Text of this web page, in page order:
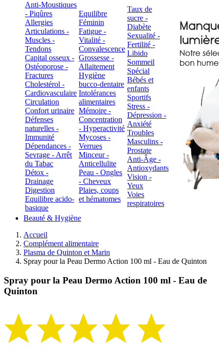
Anti-Moustiques
- Piqûres
Allergies
Articulations -
Muscles -
Tendons
Capital osseux -
Ostéoporose -
Fractures
Cholestérol -
Cardiovasculaire
Circulation
Confort urinaire
Défenses
naturelles -
Immunité
Dépendances -
Sevrage - Arrêt
du Tabac
Détox -
Drainage
Digestion
Equilibre acido-
basique
Equilibre
Féminin
Fatigue -
Vitalité -
Convalescence
Grossesse -
Allaitement
Hygiène
bucco-dentaire
Intolérances
alimentaires
Mémoire -
Concentration
- Hyperactivité
Mycoses -
Verrues
Minceur -
Anticellulite
Peau - Ongles
- Cheveux
Plaies, coups
et hématomes
Taux de
sucre -
Diabète
Sexualité -
Fertilité -
Libido
Sommeil
Spécial
Bébés et
enfants
Sportifs
Stress -
Dépression -
Anxiété
Troubles
Masculins -
Prostate
Anti-Âge -
Antioxydants
Vision -
Yeux
Voies
respiratoires
Beauté & Hygiène
Accueil
Complément alimentaire
Plasma de Quinton et Marin
Spray pour la Peau Dermo Action 100 ml - Eau de Quinton
Spray pour la Peau Dermo Action 100 ml - Eau de
Quinton